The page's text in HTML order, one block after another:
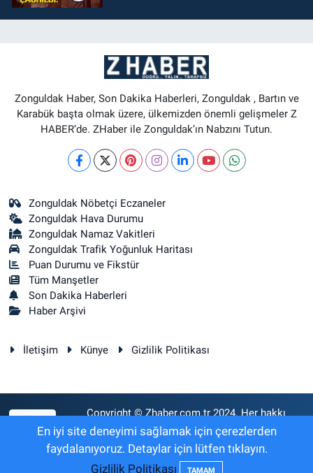
Zonguldak Haber, Son Dakika Haberleri, Zonguldak , Bartın ve
Karabük başta olmak üzere, ülkemizden önemli gelişmeler Z
HABER’de. ZHaber ile Zonguldak’ın Nabzını Tutun.
Zonguldak Nöbetçi Eczaneler
Zonguldak Hava Durumu
Zonguldak Namaz Vakitleri
Zonguldak Trafik Yoğunluk Haritası
Puan Durumu ve Fikstür
Tüm Manşetler
Son Dakika Haberleri
Haber Arşivi
İletişim Künye Gizlilik Politikası
Copyright © Zhaber.com.tr 2024. Her hakkı
saklıdır.
Haber Yazılımı:TE Bilişim
En iyi site deneyimi sağlamak için çerezlerden
faydalanıyoruz. Detaylar için lütfen tıklayın.
Gizlilik Politikası
TAMAM